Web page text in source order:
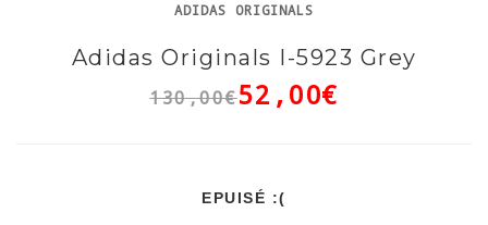
ADIDAS ORIGINALS
Adidas Originals I-5923 Grey
130,00€52,00€
EPUISÉ :(